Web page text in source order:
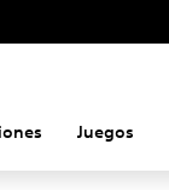
Juegos